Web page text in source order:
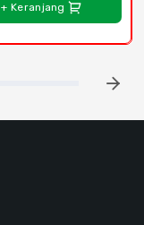
+ Keranjang